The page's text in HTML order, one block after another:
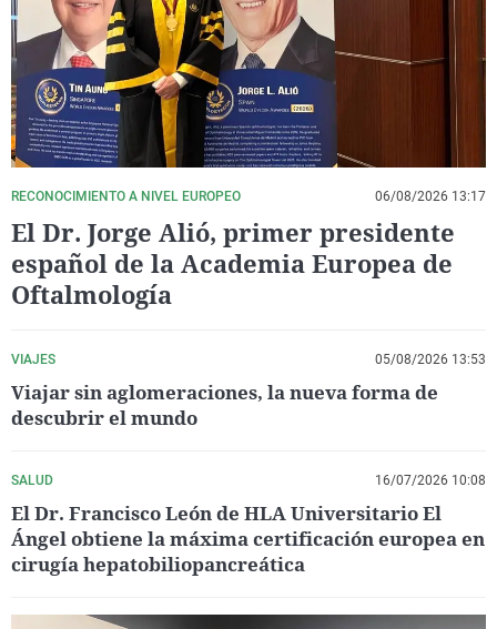
La rosa de los vientos
Gente viajera
Como el perro y el
Caso
Retornados
Equipo de
Operación Viuda
Extremadura
Galicia
País Vasco
Virales
Televisión
RECONOCIMIENTO A NIVEL EUROPEO 06/08/2026 13:17
El Dr. Jorge Alió, primer presidente
español de la Academia Europea de
Oftalmología
VIAJES 05/08/2026 13:53
Viajar sin aglomeraciones, la nueva forma de
descubrir el mundo
SALUD 16/07/2026 10:08
El Dr. Francisco León de HLA Universitario El
Ángel obtiene la máxima certificación europea en
cirugía hepatobiliopancreática